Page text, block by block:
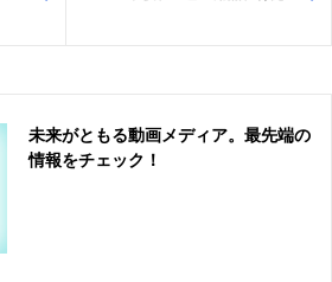
未来がともる動画メディア。最先端の
情報をチェック！